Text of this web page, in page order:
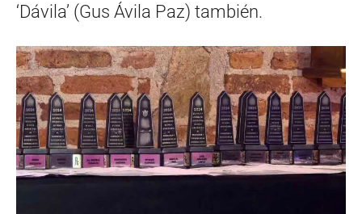
‘Dávila’ (Gus Ávila Paz) también.